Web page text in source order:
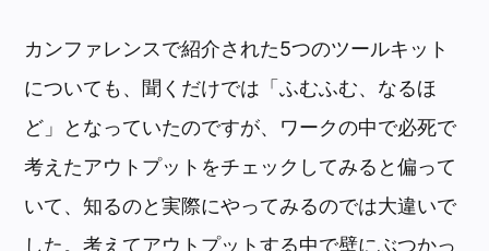
カンファレンスで紹介された5つのツールキット
についても、聞くだけでは「ふむふむ、なるほ
ど」となっていたのですが、ワークの中で必死で
考えたアウトプットをチェックしてみると偏って
いて、知るのと実際にやってみるのでは大違いで
した。考えてアウトプットする中で壁にぶつかっ